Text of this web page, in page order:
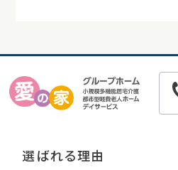
選ばれる理由